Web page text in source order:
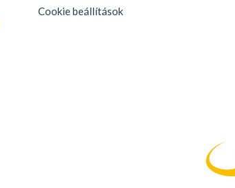
Cookie beállítások